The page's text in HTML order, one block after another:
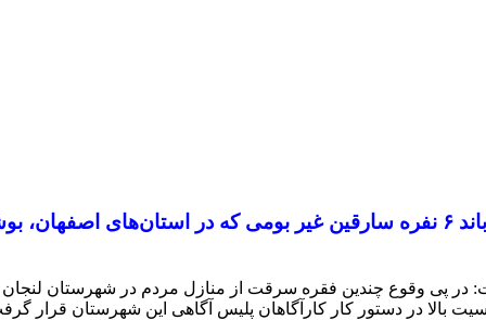
اصفهان- فرمانده انتظامی استان اصفهان گفت: اعضای باند ۶ نفره سارقین غیر
پی وقوع چندین فقره سرقت از منازل مردم در شهرستان لنجان
بالا در دستور کار کارآگاهان پلیس آگاهی این شهرستان قرار